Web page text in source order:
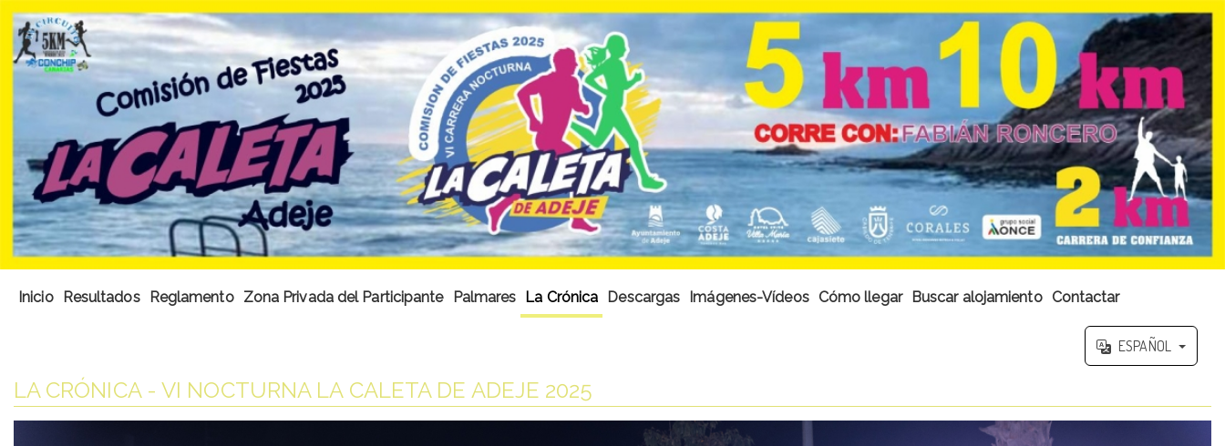
Inicio Resultados Reglamento Zona Privada del Participante Palmares La Crónica Descargas Imágenes-Vídeos Cómo llegar Buscar alojamiento Contactar
ESPAÑOL
LA CRÓNICA - VI NOCTURNA LA CALETA DE ADEJE 2025